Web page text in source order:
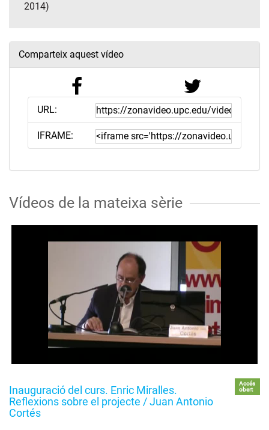
2014)
Comparteix aquest vídeo
URL:
IFRAME:
Vídeos de la mateixa sèrie
Inauguració del curs. Enric Miralles.
Reflexions sobre el projecte / Juan Antonio
Cortés
Accés
obert